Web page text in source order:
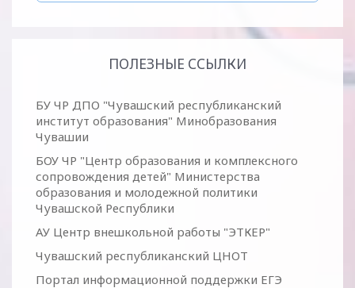
ПОЛЕЗНЫЕ ССЫЛКИ
БУ ЧР ДПО "Чувашский республиканский
институт образования" Минобразования
Чувашии
БОУ ЧР "Центр образования и комплексного
сопровождения детей" Министерства
образования и молодежной политики
Чувашской Республики
АУ Центр внешкольной работы "ЭТКЕР"
Чувашский республиканский ЦНОТ
Портал информационной поддержки ЕГЭ